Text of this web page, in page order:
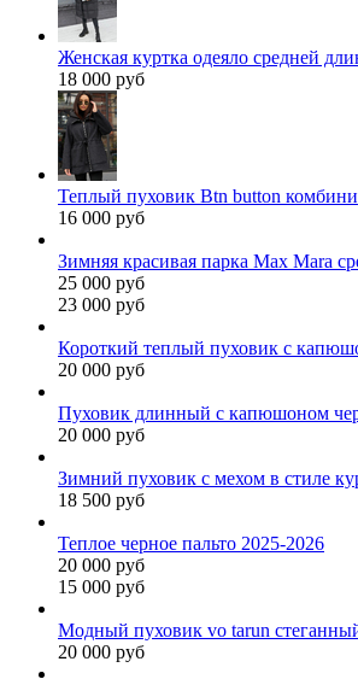
Женская куртка одеяло средней
18 000 руб
Теплый пуховик Btn button
16 000 руб
Зимняя красивая парка Max Mara
25 000 руб
23 000 руб
Короткий теплый пуховик с
20 000 руб
Пуховик длинный с капюшоном
20 000 руб
Зимний пуховик с мехом в стиле
18 500 руб
Теплое черное пальто 2025-2026
20 000 руб
15 000 руб
Модный пуховик vo tarun
20 000 руб